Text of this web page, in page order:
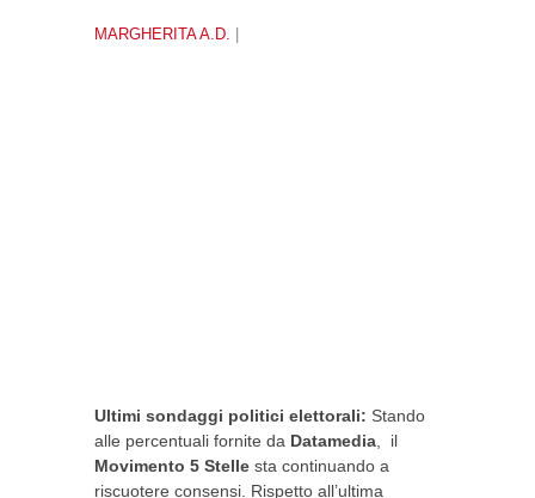
MARGHERITA A.D.
Ultimi sondaggi politici elettorali: Stando
alle percentuali fornite da Datamedia , il
Movimento 5 Stelle sta continuando a
riscuotere consensi. Rispetto all’ultima